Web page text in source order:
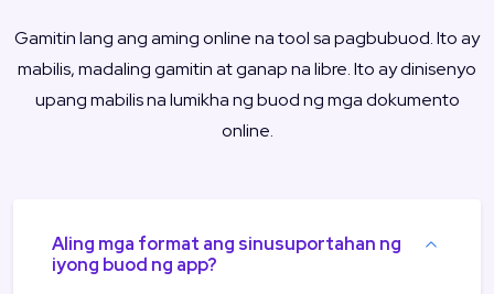
Gamitin lang ang aming online na tool sa pagbubuod. Ito ay
mabilis, madaling gamitin at ganap na libre. Ito ay dinisenyo
upang mabilis na lumikha ng buod ng mga dokumento
online.
Aling mga format ang sinusuportahan ng
iyong buod ng app?